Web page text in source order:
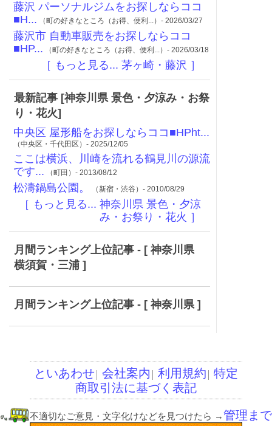
藤沢 パーソナルジムをお探しならココ
■H... （町の好きなところ（お得、便利...）- 2026/03/27
藤沢市 自動車販売をお探しならココ
■HP... （町の好きなところ（お得、便利...）- 2026/03/18
［ もっと見る... 茅ヶ崎・藤沢 ］
最新記事 [神奈川県 景色・夕涼み・お祭
り・花火]
中央区 屋形船をお探しならココ■HPht...
（中央区・千代田区）- 2025/12/05
ここは横浜、川崎を流れる鶴見川の源流
です... （町田）- 2013/08/12
松濤鍋島公園。 （新宿・渋谷）- 2010/08/29
［ もっと見る... 神奈川県 景色・夕涼
み・お祭り・花火 ］
月間ランキング上位記事 - [ 神奈川県
横須賀・三浦 ]
月間ランキング上位記事 - [ 神奈川県 ]
といあわせ 会社案内 利用規約 特定
商取引法に基づく表記
不適切なご意見・文字化けなどを見つけたら →管理まで